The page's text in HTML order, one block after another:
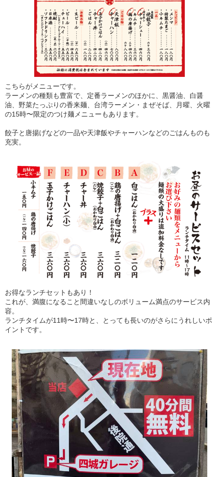
こちらがメニューです。
ラーメンの種類も豊富で、定番ラーメンのほかに、黒醤油、白醤
油、野菜たっぷりの香来麺、台湾ラーメン・まぜそば、月曜、火曜
の15時〜限定のつけ麺メニューもあります。
餃子と唐揚げなどの一品や天津飯やチャーハンなどのごはんものも
充実。
お得なランチセットもあり！
これが、満腹になること間違いなしのボリューム満点のサービス内
容。
ランチタイムが11時〜17時と、とっても長いのがさらにうれしいポ
イントです。